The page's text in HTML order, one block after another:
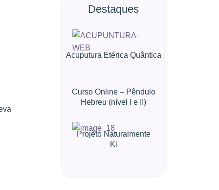
Destaques
Acuputura Etérica Quântica
Curso Online – Pêndulo
Hebreu (nível I e II)
Projeto Naturalmente
Ki